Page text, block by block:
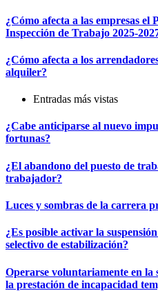
¿Cómo afecta a las empresas el
Inspección de Trabajo 2025-
¿Cómo afecta a los
alquiler?
Entradas más vistas
¿Cabe anticiparse al nuevo
fortunas?
¿El abandono del puesto de
trabajador?
Luces y sombras de la carrera
¿Es posible activar la
selectivo de estabilización?
Operarse voluntariamente en la
la prestación de incapacidad